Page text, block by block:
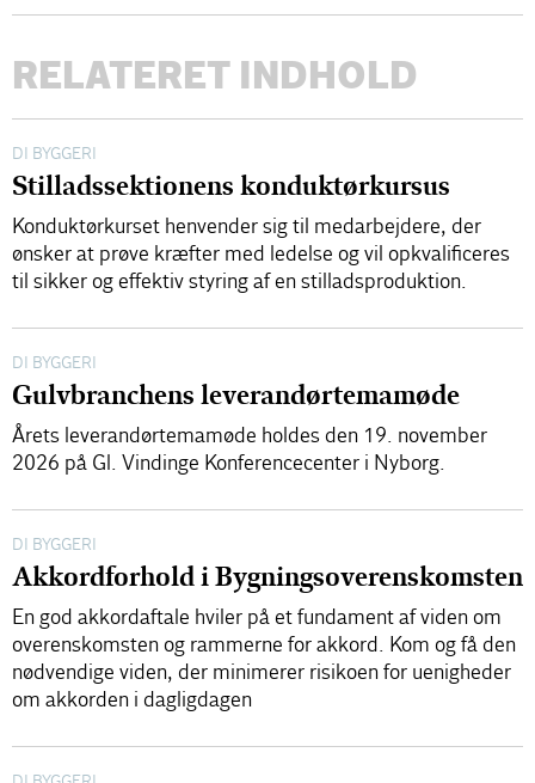
RELATERET INDHOLD
DI BYGGERI
Stilladssektionens konduktørkursus
Konduktørkurset henvender sig til medarbejdere, der
ønsker at prøve kræfter med ledelse og vil opkvalificeres
til sikker og effektiv styring af en stilladsproduktion.
DI BYGGERI
Gulvbranchens leverandørtemamøde
Årets leverandørtemamøde holdes den 19. november
2026 på Gl. Vindinge Konferencecenter i Nyborg.
DI BYGGERI
Akkordforhold i Bygningsoverenskomsten
En god akkordaftale hviler på et fundament af viden om
overenskomsten og rammerne for akkord. Kom og få den
nødvendige viden, der minimerer risikoen for uenigheder
om akkorden i dagligdagen